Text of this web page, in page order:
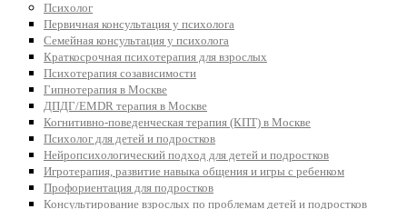
Психолог
Первичная консультация у психолога
Семейная консультация у психолога
Краткосрочная психотерапия для взрослых
Психотерапия созависимости
Гипнотерапия в Москве
ДПДГ/EMDR терапия в Москве
Когнитивно-поведенческая терапия (КПТ) в Москве
Психолог для детей и подростков
Нейропсихологический подход для детей и подростков
Игротерапия, развитие навыка общения и игры с ребенком
Профориентация для подростков
Консультирование взрослых по проблемам детей и подростков